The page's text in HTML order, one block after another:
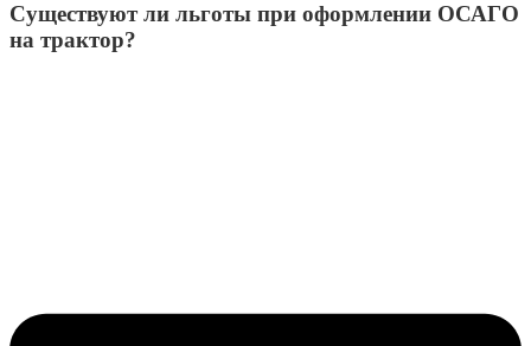
Существуют ли льготы при оформлении ОСАГО
на трактор?